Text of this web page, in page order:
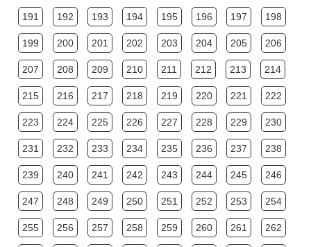
191 192 193 194 195 196 197 198
199 200 201 202 203 204 205 206
207 208 209 210 211 212 213 214
215 216 217 218 219 220 221 222
223 224 225 226 227 228 229 230
231 232 233 234 235 236 237 238
239 240 241 242 243 244 245 246
247 248 249 250 251 252 253 254
255 256 257 258 259 260 261 262